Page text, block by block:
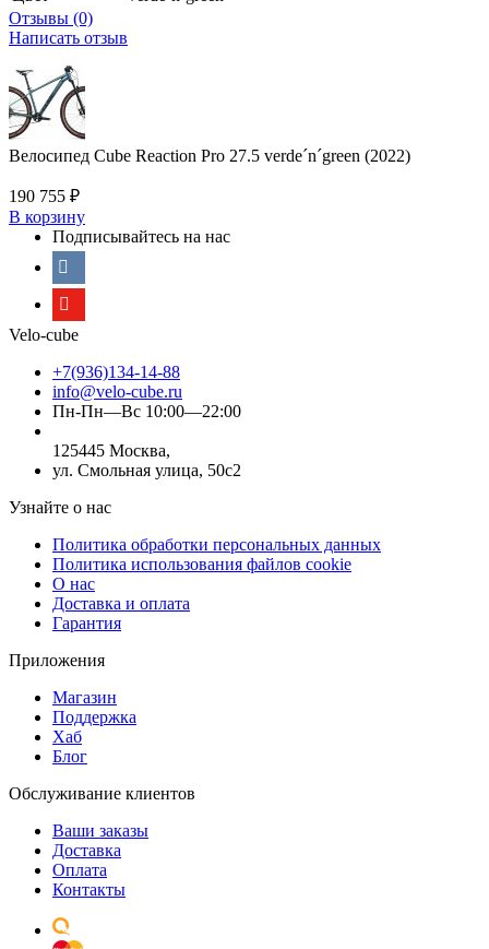
Отзывы (0)
Написать отзыв
Велосипед Cube Reaction Pro 27.5 verde´n´green (2022)
190 755 ₽
В корзину
Подписывайтесь на нас
Velo-cube
+7(936)134-14-88
info@velo-cube.ru
Пн-Пн—Вс 10:00—22:00
125445 Москва,
ул. Смольная улица, 50с2
Узнайте о нас
Политика обработки персональных данных
Политика использования файлов cookie
О нас
Доставка и оплата
Гарантия
Приложения
Магазин
Поддержка
Хаб
Блог
Обслуживание клиентов
Ваши заказы
Доставка
Оплата
Контакты